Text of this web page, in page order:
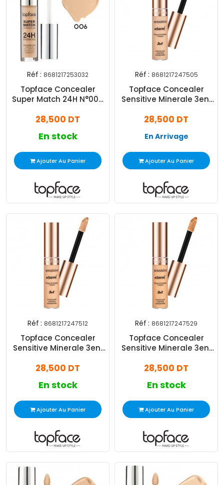
Réf : 8681217253032
Topface Concealer
Super Match 24H N°006
28,500 DT
En stock
Ajouter Au Panier
Réf : 8681217247505
Topface Concealer
Sensitive Minerale 3en1
28,500 DT
En Arrivage
Ajouter Au Panier
Réf : 8681217247512
Topface Concealer
Sensitive Minerale 3en1
28,500 DT
En stock
Ajouter Au Panier
Réf : 8681217247529
Topface Concealer
Sensitive Minerale 3en1
28,500 DT
En stock
Ajouter Au Panier